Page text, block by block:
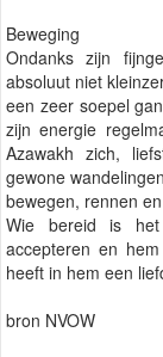
Beweging
Ondanks zijn
absoluut niet
een zeer soepel
zijn energie
Azawakh zich,
gewone
bewegen, rennen
Wie bereid is het
accepteren en
heeft in hem een
bron NVOW